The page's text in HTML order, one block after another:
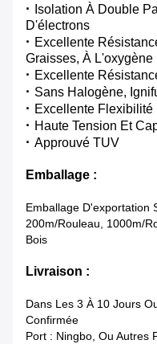
·
Isolation À Double
D'électrons
· Excellente
Graisses, À L'oxygène
· Excellente
· Sans Halogène,
· Excellente
· Haute Tension Et
· Approuvé TUV
Emballage :
Emballage D'exportation
200m/rouleau, 1000m/
Bois
Livraison :
Dans Les 3 À 10 Jours
Confirmée
Port : Ningbo, Ou Autres